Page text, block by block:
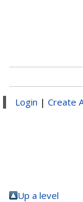
Login | Create
Up a level